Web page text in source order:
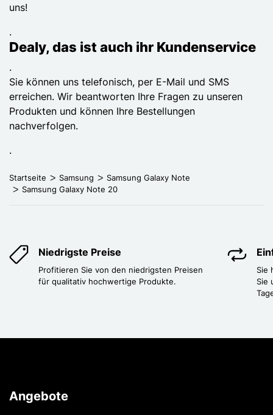
uns!
.
Dealy, das ist auch ihr Kundenservice
.
Sie können uns telefonisch, per E-Mail und SMS
erreichen. Wir beantworten Ihre Fragen zu unseren
Produkten und können Ihre Bestellungen
nachverfolgen.
.
Startseite Samsung
Samsung Galaxy Note
Samsung Galaxy Note 20
Niedrigste Preise
Profitieren Sie von den niedrigsten Preisen
für qualitativ hochwertige Produkte.
Sie
Sie
Angebote